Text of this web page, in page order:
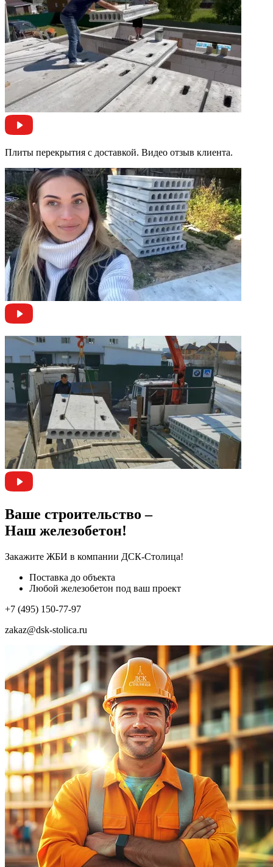
Плиты перекрытия с доставкой. Видео отзыв клиента.
Ваше строительство –
Наш железобетон!
Закажите ЖБИ в компании ДСК-Столица!
Поставка до объекта
Любой железобетон под ваш проект
+7 (495) 150-77-97
zakaz@dsk-stolica.ru